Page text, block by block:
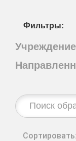
Фильтры:
Строка
поиска:
Сортировать: